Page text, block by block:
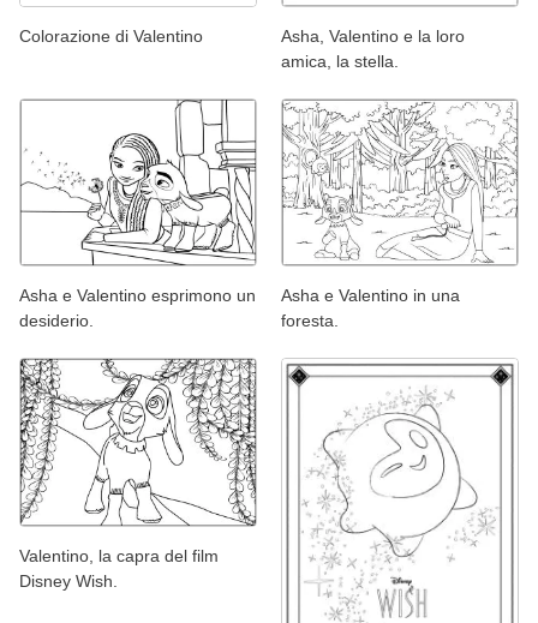
Colorazione di Valentino
Asha, Valentino e la loro
amica, la stella.
Asha e Valentino esprimono un
desiderio.
Asha e Valentino in una
foresta.
Valentino, la capra del film
Disney Wish.